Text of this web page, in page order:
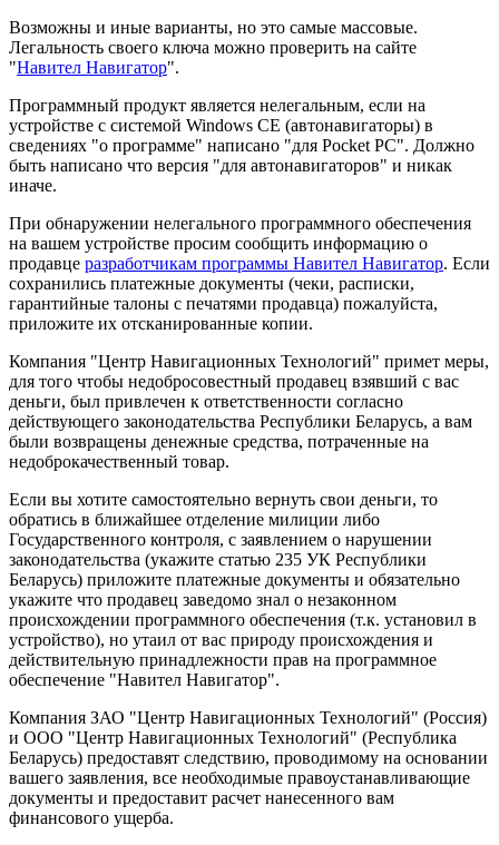
Возможны и иные варианты, но это самые массовые.
Легальность своего ключа можно проверить на сайте
"Навител Навигатор".
Программный продукт является нелегальным, если на
устройстве с системой Windows CE (автонавигаторы) в
сведениях "о программе" написано "для Pocket PC". Должно
быть написано что версия "для автонавигаторов" и никак
иначе.
При обнаружении нелегального программного обеспечения
на вашем устройстве просим сообщить информацию о
продавце разработчикам программы Навител Навигатор. Если
сохранились платежные документы (чеки, расписки,
гарантийные талоны с печатями продавца) пожалуйста,
приложите их отсканированные копии.
Компания "Центр Навигационных Технологий" примет меры,
для того чтобы недобросовестный продавец взявший с вас
деньги, был привлечен к ответственности согласно
действующего законодательства Республики Беларусь, а вам
были возвращены денежные средства, потраченные на
недоброкачественный товар.
Если вы хотите самостоятельно вернуть свои деньги, то
обратись в ближайшее отделение милиции либо
Государственного контроля, с заявлением о нарушении
законодательства (укажите статью 235 УК Республики
Беларусь) приложите платежные документы и обязательно
укажите что продавец заведомо знал о незаконном
происхождении программного обеспечения (т.к. установил в
устройство), но утаил от вас природу происхождения и
действительную принадлежности прав на программное
обеспечение "Навител Навигатор".
Компания ЗАО "Центр Навигационных Технологий" (Россия)
и ООО "Центр Навигационных Технологий" (Республика
Беларусь) предоставят следствию, проводимому на основании
вашего заявления, все необходимые правоустанавливающие
документы и предоставит расчет нанесенного вам
финансового ущерба.